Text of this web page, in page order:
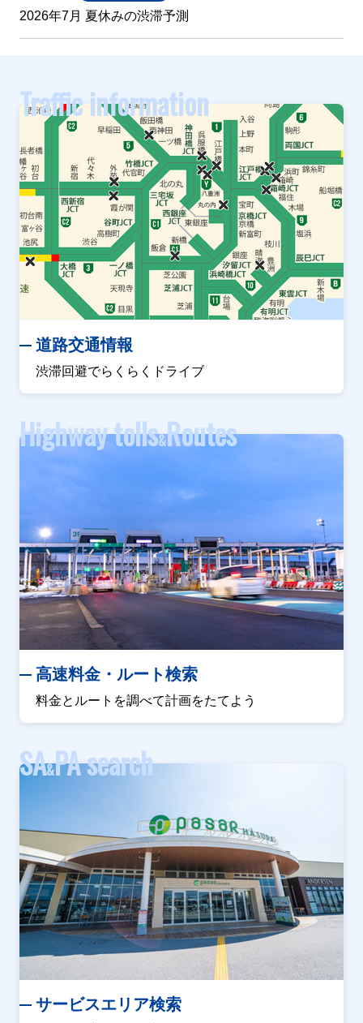
2026年7月 夏休みの渋滞予測
Traffic information
道路交通情報
渋滞回避でらくらくドライブ
Highway tolls&Routes
高速料金・ルート検索
料金とルートを調べて計画をたてよう
SA&PA search
サービスエリア検索